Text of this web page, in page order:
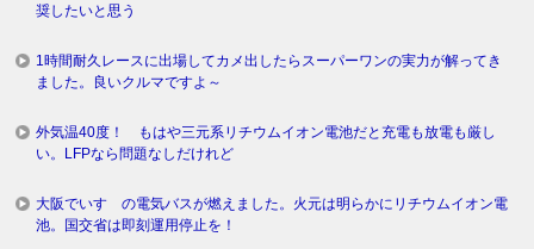
奨したいと思う
1時間耐久レースに出場してカメ出したらスーパーワンの実力が解ってき
ました。良いクルマですよ～
外気温40度！ もはや三元系リチウムイオン電池だと充電も放電も厳し
い。LFPなら問題なしだけれど
大阪でいすゞの電気バスが燃えました。火元は明らかにリチウムイオン電
池。国交省は即刻運用停止を！